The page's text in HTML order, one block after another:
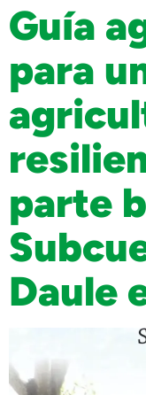
Guía
para
parte
Daule